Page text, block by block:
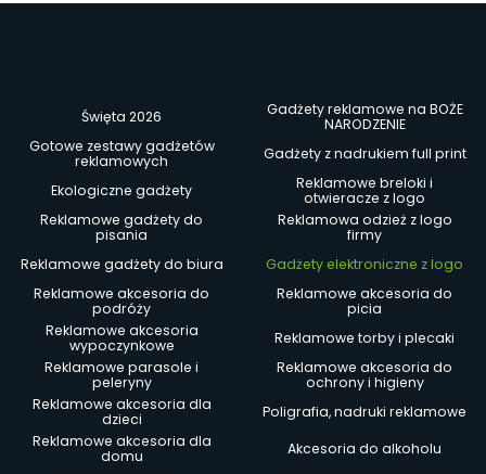
Święta 2026
Gadżety reklamowe na BOŻE
NARODZENIE
Gotowe zestawy gadżetów
reklamowych
Gadżety z nadrukiem full print
Ekologiczne gadżety
Reklamowe breloki i
otwieracze z logo
Reklamowe gadżety do
pisania
Reklamowa odzież z logo
firmy
Reklamowe gadżety do biura
Gadżety elektroniczne z logo
Reklamowe akcesoria do
podróży
Reklamowe akcesoria do
picia
Reklamowe akcesoria
wypoczynkowe
Reklamowe torby i plecaki
Reklamowe parasole i
peleryny
Reklamowe akcesoria do
ochrony i higieny
Reklamowe akcesoria dla
dzieci
Poligrafia, nadruki reklamowe
Reklamowe akcesoria dla
domu
Akcesoria do alkoholu